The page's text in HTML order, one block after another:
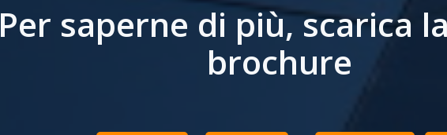
Per saperne di più, scarica
brochure